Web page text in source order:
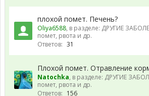
плохой помет. Печень?
Oliya6588, в разделе: ДРУГИЕ
помет, рвота и др.
Ответов: 31
Плохой помет. Отравление
Natochka, в разделе: ДРУГИЕ
помет, рвота и др.
Ответов: 156